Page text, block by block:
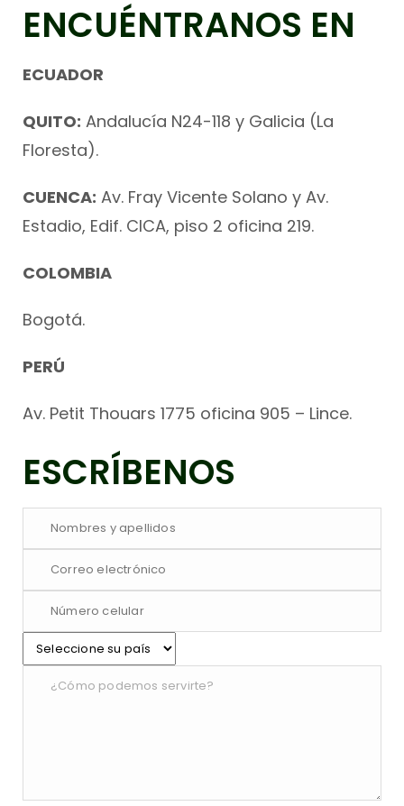
ENCUÉNTRANOS EN
ECUADOR
QUITO: Andalucía N24-118 y Galicia (La
Floresta).
CUENCA: Av. Fray Vicente Solano y Av.
Estadio, Edif. CICA, piso 2 oficina 219.
COLOMBIA
Bogotá.
PERÚ
Av. Petit Thouars 1775 oficina 905 – Lince.
ESCRÍBENOS